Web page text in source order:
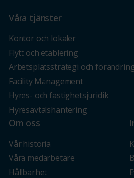
Våra tjänster
Kontor och lokaler
Flytt och etablering
Arbetsplatsstrategi och
Facility Management
Hyres- och fastighetsjuridik
Hyresavtalshantering
Om oss
Vår historia
Våra medarbetare
Hållbarhet